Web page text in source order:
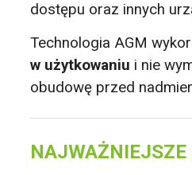
dostępu oraz innych
Technologia AGM
w użytkowaniu i nie
obudowę przed
NAJWAŻNIEJSZE